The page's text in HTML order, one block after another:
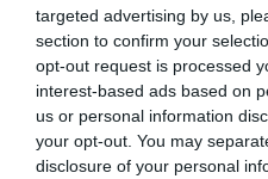
targeted advertising by us,
section to confirm your
opt-out request is processed
interest-based ads based on
us or personal information
your opt-out. You may
disclosure of your personal
αποκεφαλίσει. Επί
μακάβρια διαδικασία,
κάδο απορριμμάτων. Όταν
εξαφάνισή της, η απάντηση
εγκατέλειψε».